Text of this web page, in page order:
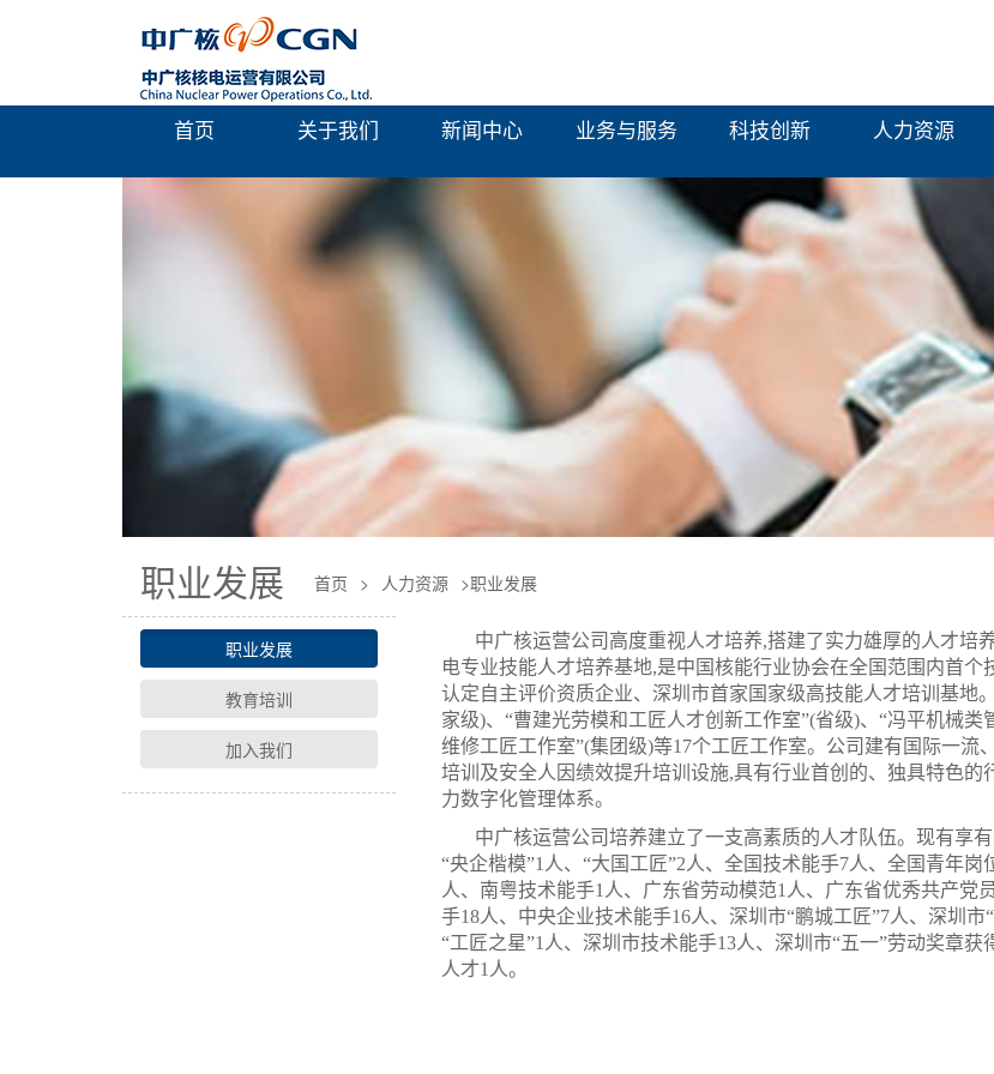
首页 关于我们 新闻中心 业务与服务 科技创新 人力资源
职业发展 首页 > 人力资源 >职业发展
职业发展
教育培训
加入我们
中广核运营公司高度重视人才培养,搭建了实力雄厚的人才培
电专业技能人才培养基地,是中国核能行业协会在全国范围内首
认定自主评价资质企业、深圳市首家国家级高技能人才培训基地
家级)、“曹建光劳模和工匠人才创新工作室”(省级)、“冯平机械
维修工匠工作室”(集团级)等17个工匠工作室。公司建有国际一
培训及安全人因绩效提升培训设施,具有行业首创的、独具特色
力数字化管理体系。
中广核运营公司培养建立了一支高素质的人才队伍。现有享
“央企楷模”1人、“大国工匠”2人、全国技术能手7人、全国青年
人、南粤技术能手1人、广东省劳动模范1人、广东省优秀共产党
手18人、中央企业技术能手16人、深圳市“鹏城工匠”7人、深圳
“工匠之星”1人、深圳市技术能手13人、深圳市“五一”劳动奖章
人才1人。